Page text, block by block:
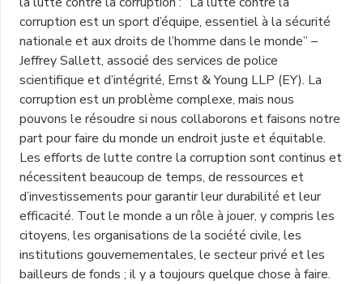
corruption est un sport d’équipe, essentiel à la sécurité
nationale et aux droits de l’homme dans le monde” –
Jeffrey Sallett, associé des services de police
scientifique et d’intégrité, Ernst & Young LLP (EY). La
corruption est un problème complexe, mais nous
pouvons le résoudre si nous collaborons et faisons notre
part pour faire du monde un endroit juste et équitable.
Les efforts de lutte contre la corruption sont continus et
nécessitent beaucoup de temps, de ressources et
d’investissements pour garantir leur durabilité et leur
efficacité. Tout le monde a un rôle à jouer, y compris les
citoyens, les organisations de la société civile, les
institutions gouvernementales, le secteur privé et les
bailleurs de fonds ; il y a toujours quelque chose à faire.